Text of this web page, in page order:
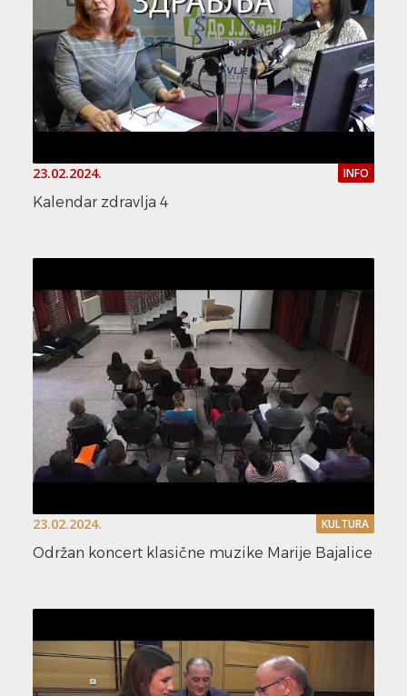
23.02.2024. INFO
Kalendar zdravlja 4
23.02.2024. KULTURA
Održan koncert klasične muzike Marije Bajalice